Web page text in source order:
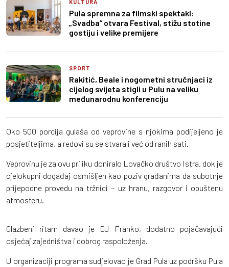
KULTURA
Pula spremna za filmski spektakl:
„Svadba“ otvara Festival, stižu stotine
gostiju i velike premijere
SPORT
Rakitić, Beale i nogometni stručnjaci iz
cijelog svijeta stigli u Pulu na veliku
međunarodnu konferenciju
Oko 500 porcija gulaša od veprovine s njokima podijeljeno je
posjetiteljima, a redovi su se stvarali već od ranih sati.
Veprovinu je za ovu priliku doniralo Lovačko društvo Istra, dok je
cjelokupni događaj osmišljen kao poziv građanima da subotnje
prijepodne provedu na tržnici – uz hranu, razgovor i opuštenu
atmosferu.
Glazbeni ritam davao je DJ Franko, dodatno pojačavajući
osjećaj zajedništva i dobrog raspoloženja.
U organizaciji programa sudjelovao je Grad Pula uz podršku Pula